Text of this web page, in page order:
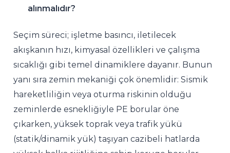
alınmalıdır?
Seçim süreci; işletme basıncı, iletilecek
akışkanın hızı, kimyasal özellikleri ve çalışma
sıcaklığı gibi temel dinamiklere dayanır. Bunun
yanı sıra zemin mekaniği çok önemlidir: Sismik
hareketliliğin veya oturma riskinin olduğu
zeminlerde esnekliğiyle PE borular öne
çıkarken, yüksek toprak veya trafik yükü
(statik/dinamik yük) taşıyan cazibeli hatlarda